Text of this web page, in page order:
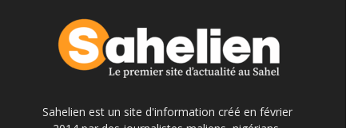
Sahelien est un site d'information créé en février